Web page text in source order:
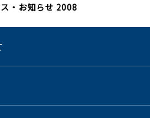
・お知らせ 2008